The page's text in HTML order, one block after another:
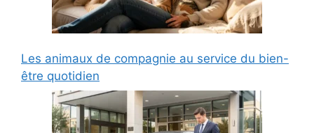
Les animaux de compagnie au service du bien-
être quotidien